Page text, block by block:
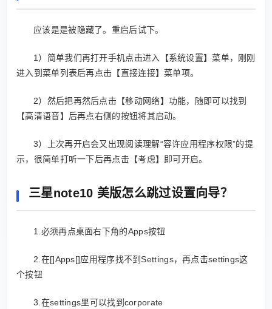
应该是是被隐藏了。重启后试下。
1）简单我们再打开手机点击进入【系统设置】菜单，刚刚
进入到菜单列表后再点击【直接连接】菜单项。
2）然后把再然后点击【移动网络】功能，随即可以找到
【高清语音】后再点右侧的按钮将其启动。
3）上次再开启会又出现阅读理解“容许应用程序权限”的提
示，很简单打听一下后再点击【考虑】即可开启。
三星note10 美版怎么跳过设置向导？
1.必须再点桌面右下角的Apps按钮
2.在[]Apps[]应用程序找不到Settings，再点击settings这
个按钮
3.在settings里可以找到corporate